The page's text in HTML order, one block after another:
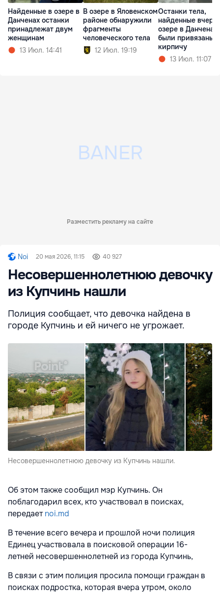
Найденные в озере в
Данченах останки
принадлежат двум
женщинам
13 Июл. 14:41
В озере в Яловенском
районе обнаружили
фрагменты
человеческого тела
12 Июл. 19:19
Останки тела,
найденные вчера
озере в Данченах,
были привязаны к
кирпичу
13 Июл. 11:07
Разместить рекламу на сайте
Noi 20 мая 2026, 11:15 40 927
Несовершеннолетнюю девочку
из Купчинь нашли
Полиция сообщает, что девочка найдена в
городе Купчинь и ей ничего не угрожает.
Несовершеннолетнюю девочку из Купчинь нашли.
Об этом также сообщил мэр Купчинь. Он
поблагодарил всех, кто участвовал в поисках,
передаетnoi.md
В течение всего вечера и прошлой ночи полиция
Единец участвовала в поисковой операции 16-
летней несовершеннолетней из города Купчинь,
В связи с этим полиция просила помощи граждан в
поисках подростка, которая вчера утром, около